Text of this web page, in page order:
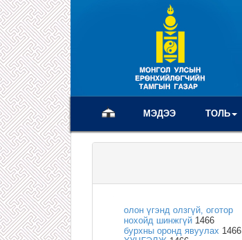
(current)МЭДЭЭ ТОЛЬ
олон үгэнд олзгүй, оготор
нохойд шинжгүй 1466
бурхны оронд явуулах 1466